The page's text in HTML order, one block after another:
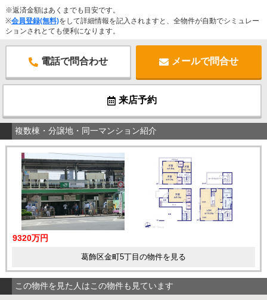
※返済金額はあくまでも目安です。
※会員登録(無料)をして詳細情報を記入されますと、全物件が自動でシミュレー
ションされとても便利になります。
電話で問合わせ メールで問合せ
来店予約
複数棟・分譲地・同一マンション紹介
9320万円
葛飾区金町5丁目の物件を見る
この物件を見た人はこの物件も見ています